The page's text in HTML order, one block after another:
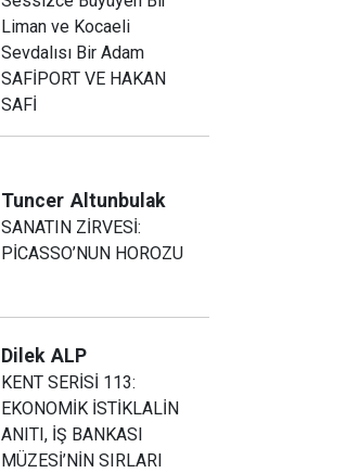
Liman ve Kocaeli
Sevdalısı Bir Adam
SAFİPORT VE HAKAN
SAFİ
Tuncer Altunbulak
SANATIN ZİRVESİ:
PİCASSO’NUN HOROZU
Dilek ALP
KENT SERİSİ 113:
EKONOMİK İSTİKLALİN
ANITI, İŞ BANKASI
MÜZESİ’NİN SIRLARI